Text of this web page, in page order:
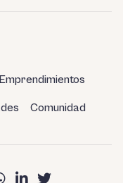
Emprendimientos
Comunidad